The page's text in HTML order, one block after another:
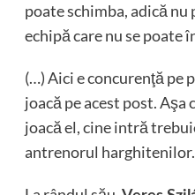
poate schimba, adică nu
echipă care nu se poate
(…) Aici e concurenţă pe
joacă pe acest post. Aşa
joacă el, cine intră
antrenorul harghitenilor.